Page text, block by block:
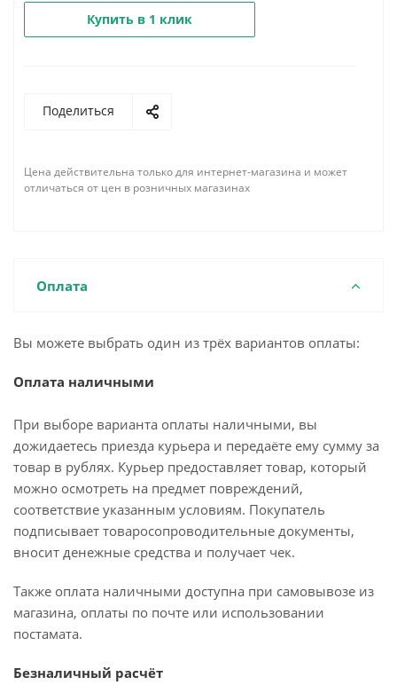
Купить в 1 клик
Поделиться
Цена действительна только для интернет-магазина и может
отличаться от цен в розничных магазинах
Оплата
Вы можете выбрать один из трёх вариантов оплаты:
Оплата наличными
При выборе варианта оплаты наличными, вы
дожидаетесь приезда курьера и передаёте ему сумму за
товар в рублях. Курьер предоставляет товар, который
можно осмотреть на предмет повреждений,
соответствие указанным условиям. Покупатель
подписывает товаросопроводительные документы,
вносит денежные средства и получает чек.
Также оплата наличными доступна при самовывозе из
магазина, оплаты по почте или использовании
постамата.
Безналичный расчёт